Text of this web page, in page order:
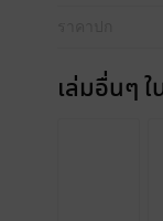
เล่มอื่นๆ